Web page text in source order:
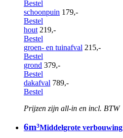
Bestel
schoonpuin 179,-
Bestel
hout 219,-
Bestel
groen- en tuinafval 215,-
Bestel
grond 379,-
Bestel
dakafval 789,-
Bestel
Prijzen zijn all-in en incl. BTW
6m³Middelgrote verbouwing